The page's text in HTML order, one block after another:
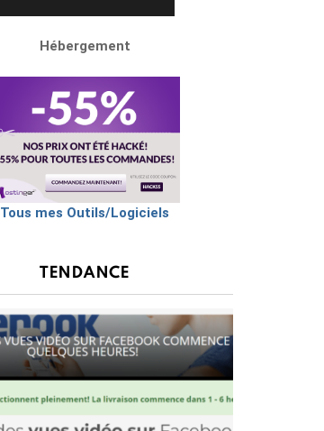
Hébergement
Tous mes Outils/Logiciels
TENDANCE